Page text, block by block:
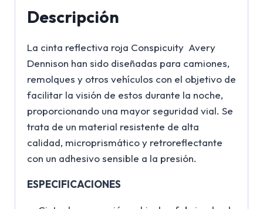
Descripción
La cinta reflectiva roja Conspicuity Avery
Dennison han sido diseñadas para camiones,
remolques y otros vehículos con el objetivo de
facilitar la visión de estos durante la noche,
proporcionando una mayor seguridad vial. Se
trata de un material resistente de alta
calidad, microprismático y retroreflectante
con un adhesivo sensible a la presión.
ESPECIFICACIONES